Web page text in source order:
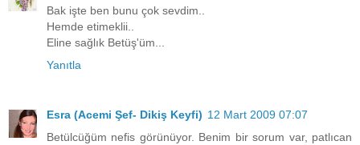
Bak işte ben bunu çok sevdim..
Hemde etimeklii..
Eline sağlık Betüş'üm...
Yanıtla
Esra (Acemi Şef- Dikiş Keyfi) 12 Mart 2009 07:07
Betülcüğüm nefis görünüyor. Benim bir sorum var, patlıcan